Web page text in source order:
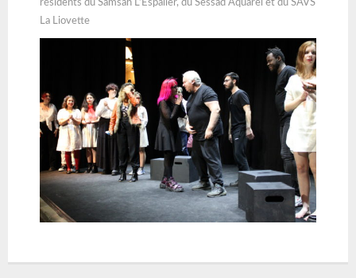
résidents du Samsah L’Espalier, du Sessad Aquarel et du SAVS
La Liovette